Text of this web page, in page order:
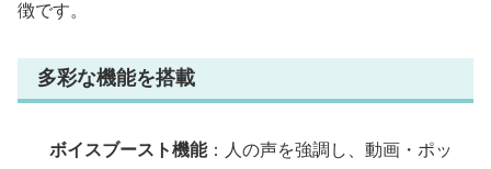
徴です。
多彩な機能を搭載
ボイスブースト機能：人の声を強調し、動画・ポッ